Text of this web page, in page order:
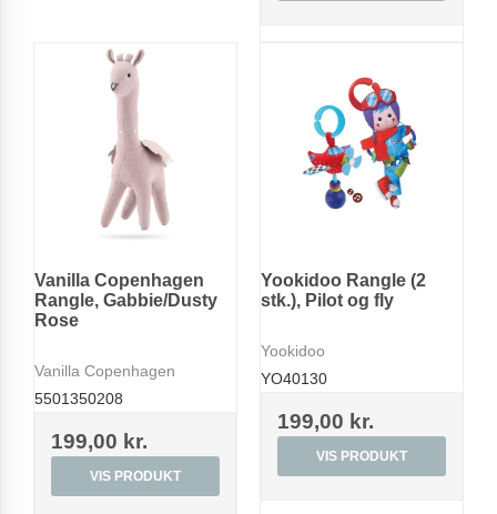
Vanilla Copenhagen
Rangle, Gabbie/Dusty
Rose
Vanilla Copenhagen
5501350208
199,00 kr.
VIS PRODUKT
Yookidoo Rangle (2
stk.), Pilot og fly
Yookidoo
YO40130
199,00 kr.
VIS PRODUKT